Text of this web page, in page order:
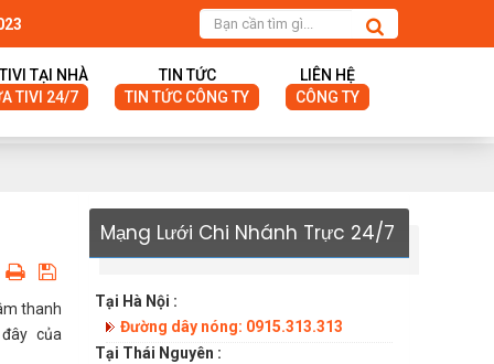
TẠI NHÀ
TIVI 24/7
TIN TỨC
TIN TỨC CÔNG TY
LIÊN HỆ
CÔNG TY
thanh
của
Mạng Lưới Chi Nhánh Trực 24/7
Tại Hà Nội :
Đường dây nóng: 0915.313.313
Tại Thái Nguyên :